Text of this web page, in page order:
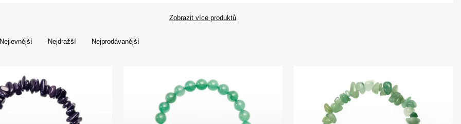
Zobrazit více produktů
Nejlevnější Nejdražší Nejprodávanější